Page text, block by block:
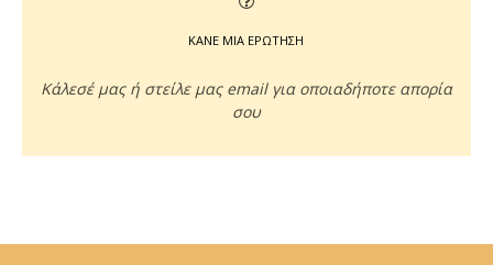
ΚΑΝΕ ΜΙΑ ΕΡΩΤΗΣΗ
Κάλεσέ μας ή στείλε μας email για οποιαδήποτε απορία
σου